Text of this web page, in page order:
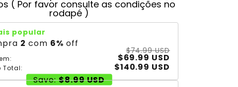
( Por favor consulte as condições no
rodapé )
popular
2 com 6% off
$74.99 USD
$69.99 USD
Total:
$140.99 USD
Save: $8.99 USD